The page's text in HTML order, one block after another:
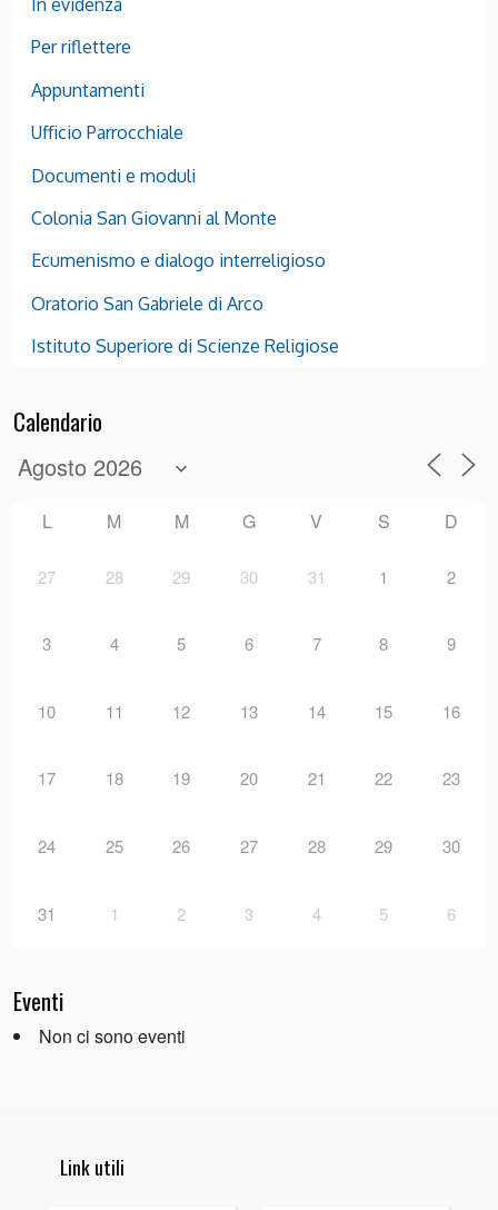
In evidenza
Per riflettere
Appuntamenti
Ufficio Parrocchiale
Documenti e moduli
Colonia San Giovanni al Monte
Ecumenismo e dialogo interreligioso
Oratorio San Gabriele di Arco
Istituto Superiore di Scienze Religiose
Calendario
L M M G V S D
27 28 29 30 31 1 2
3 4 5 6 7 8 9
10 11 12 13 14 15 16
17 18 19 20 21 22 23
24 25 26 27 28 29 30
31 1 2 3 4 5 6
Eventi
Non ci sono eventi
Link utili